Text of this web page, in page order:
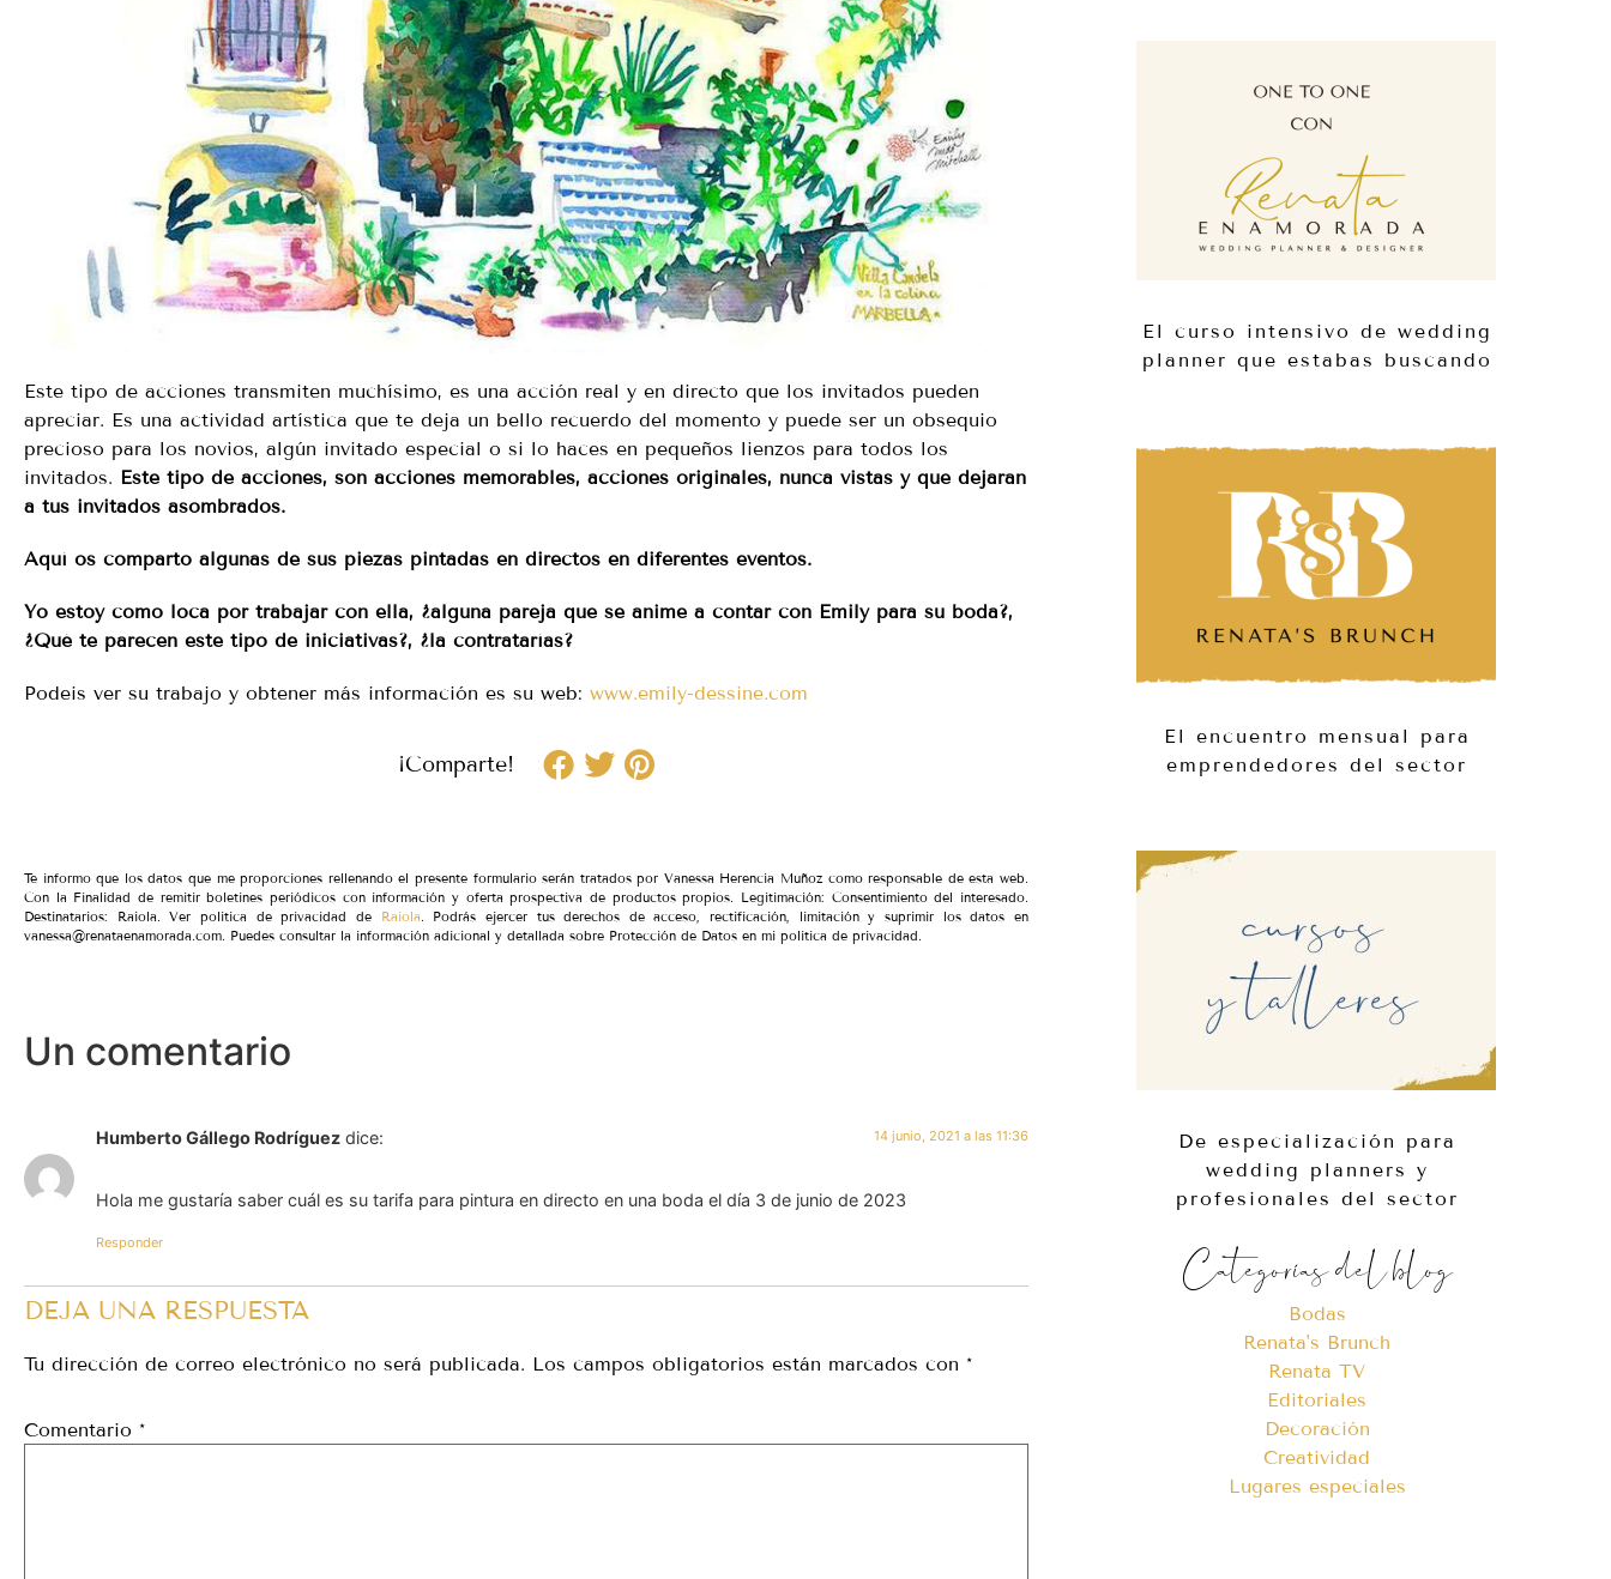
Este tipo de acciones transmiten muchísimo, es una acción real y en directo que los invitados pueden
apreciar. Es una actividad artística que te deja un bello recuerdo del momento y puede ser un obsequio
precioso para los novios, algún invitado especial o si lo haces en pequeños lienzos para todos los
invitados. Este tipo de acciones, son acciones memorables, acciones originales, nunca vistas y que dejaran
a tus invitados asombrados.
Aquí os comparto algunas de sus piezas pintadas en directos en diferentes eventos.
Yo estoy como loca por trabajar con ella, ¿alguna pareja que se anime a contar con Emily para su boda?,
¿Qué te parecen este tipo de iniciativas?, ¿la contratarías?
Podeis ver su trabajo y obtener más información es su web: www.emily-dessine.com
¡Comparte!
Te informo que los datos que me proporciones rellenando el presente formulario serán tratados por Vanessa Herencia Muñoz como responsable de esta web.
Con la Finalidad de remitir boletines periódicos con información y oferta prospectiva de productos propios. Legitimación: Consentimiento del interesado.
Destinatarios: Raiola. Ver política de privacidad de
Raiola. Podrás ejercer tus derechos de acceso, rectificación, limitación y suprimir los datos en
vanessa@renataenamorada.com. Puedes consultar la información adicional y detallada sobre Protección de Datos en mi política de privacidad.
Un comentario
Humberto Gállego Rodríguez dice: 14 junio, 2021 a las 11:36
Hola me gustaría saber cuál es su tarifa para pintura en directo en una boda el día 3 de junio de 2023
Responder
DEJA UNA RESPUESTA
Tu dirección de correo electrónico no será publicada. Los campos obligatorios están marcados con *
Comentario *
El curso intensivo de wedding
planner que estabas buscando
El encuentro mensual para
emprendedores del sector
De especialización para
wedding planners y
profesionales del sector
Categorías del blog
Bodas
Renata's Brunch
Renata TV
Editoriales
Decoración
Creatividad
Lugares especiales